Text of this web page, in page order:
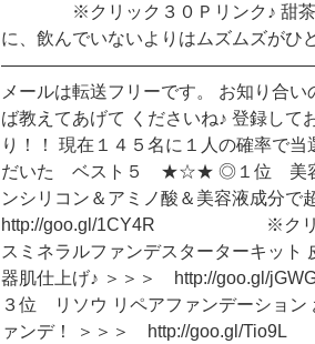
※クリック３０Ｐリンク♪ 甜茶も
に、飲んでいないよりはムズムズがひ
メールは転送フリーです。 お知り合
ば教えてあげて くださいね♪ 登録して
り！！ 現在１４５名に１人の確率
だいた ベスト５ ★☆★ ◎１位 美容
ンシリコン＆アミノ酸＆美容液成分
http://goo.gl/1CY4R ※クリッ
スミネラルファンデスターターキット
器肌仕上げ♪ ＞＞＞ http://
３位 リソウ リペアファンデーション
ァンデ！ ＞＞＞ http://goo.gl/